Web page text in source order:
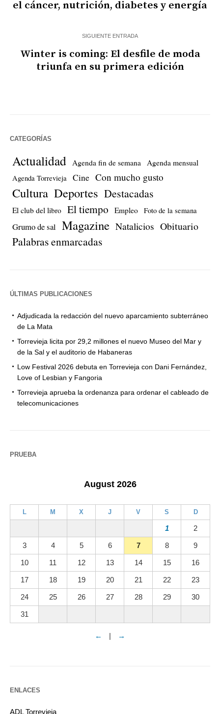
el cáncer, nutrición, diabetes y energía
SIGUIENTE ENTRADA
Winter is coming: El desfile de moda
triunfa en su primera edición
CATEGORÍAS
Actualidad Agenda fin de semana Agenda mensual
Agenda Torrevieja Cine Con mucho gusto
Cultura Deportes Destacadas
El club del libro El tiempo Empleo Foto de la semana
Grumo de sal Magazine Natalicios Obituario
Palabras enmarcadas
ÚLTIMAS PUBLICACIONES
Adjudicada la redacción del nuevo aparcamiento subterráneo
de La Mata
Torrevieja licita por 29,2 millones el nuevo Museo del Mar y
de la Sal y el auditorio de Habaneras
Low Festival 2026 debuta en Torrevieja con Dani Fernández,
Love of Lesbian y Fangoria
Torrevieja aprueba la ordenanza para ordenar el cableado de
telecomunicaciones
PRUEBA
August 2026
L M X J V S D
1 2
3 4 5 6 7 8 9
10 11 12 13 14 15 16
17 18 19 20 21 22 23
24 25 26 27 28 29 30
31
← | →
ENLACES
ADL Torrevieja